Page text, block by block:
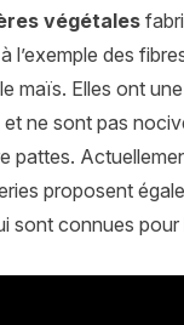
végétales
l’exemple des
maïs. Elles ont
et ne sont pas
pattes.
proposent
sont connues pour